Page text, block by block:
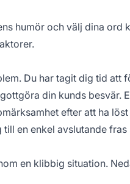
humör och välj dina
Du har tagit dig tid
din kunds besvär.
efter att ha
en enkel avslutande
en klibbig situation.